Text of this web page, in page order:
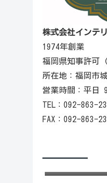
株式会社インテ
1974年創業
福岡県知事許可
所在地：福岡市
営業時間：平日
TEL：092-863-
FAX：092-863-